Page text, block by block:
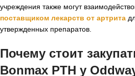
учреждения также могут
поставщиком лекарств от артрита
утвержденных препаратов.
Почему стоит
Bonmax PTH у